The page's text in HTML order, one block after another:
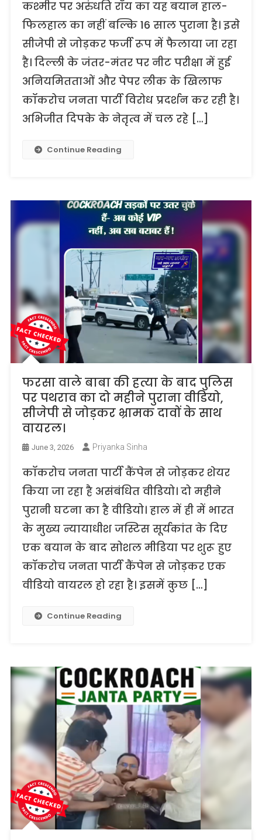
रॉय
का
साल
पुराना
भाषण
‘कॉकरोच
जनता
पार्टी’
प्रोटेस्ट
दावे
के
साथ
वायरल।
कश्मीर पर अरुंधति रॉय का यह बयान हाल-
फिलहाल का नहीं बल्कि 16 साल पुराना है। इसे
सीजेपी से जोड़कर फर्जी रूप में फैलाया जा रहा
है। दिल्ली के जंतर-मंतर पर नीट परीक्षा में हुई
अनियमितताओं और पेपर लीक के खिलाफ
कॉकरोच जनता पार्टी विरोध प्रदर्शन कर रही है।
अभिजीत दिपके के नेतृत्व में चल रहे […]
Continue Reading
फरसा वाले बाबा की हत्या के बाद पुलिस
पर पथराव का दो महीने पुराना वीडियो,
सीजेपी से जोड़कर भ्रामक दावों के साथ
वायरल।
June 3, 2026 Priyanka Sinha
कॉकरोच जनता पार्टी कैंपेन से जोड़कर शेयर
किया जा रहा है असंबंधित वीडियो। दो महीने
पुरानी घटना का है वीडियो। हाल में ही में भारत
के मुख्य न्यायाधीश जस्टिस सूर्यकांत के दिए
एक बयान के बाद सोशल मीडिया पर शुरू हुए
कॉकरोच जनता पार्टी कैंपेन से जोड़कर एक
वीडियो वायरल हो रहा है। इसमें कुछ […]
Continue Reading